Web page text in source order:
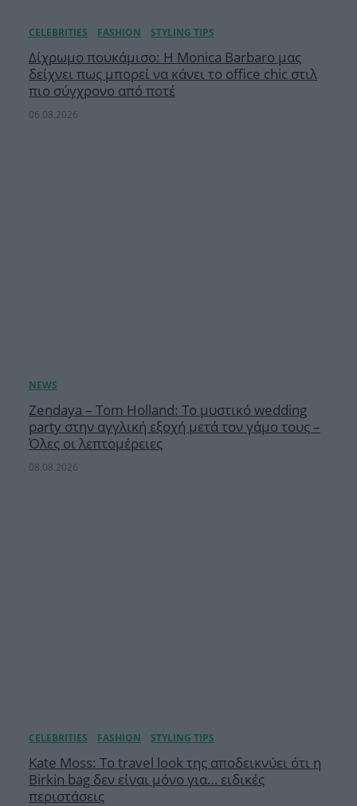
Δίχρωμο πουκάμισο: Η Monica Barbaro μας
δείχνει πως μπορεί να κάνει το office chic στιλ
πιο σύγχρονο από ποτέ
06.08.2026
Zendaya – Tom Holland: Το μυστικό wedding
party στην αγγλική εξοχή μετά τον γάμο τους –
Όλες οι λεπτομέρειες
08.08.2026
Kate Moss: Το travel look της αποδεικνύει ότι η
Birkin bag δεν είναι μόνο για… ειδικές
περιστάσεις